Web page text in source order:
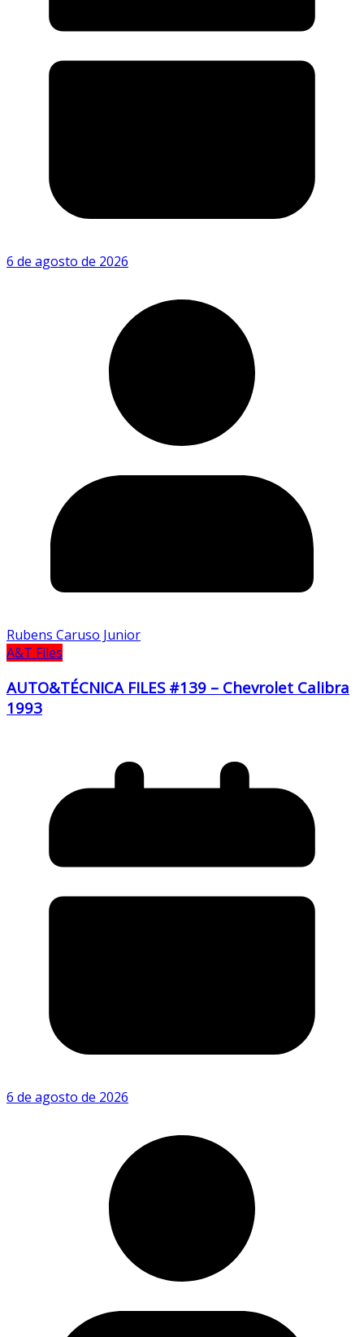
6 de agosto de 2026
Rubens Caruso Junior
A&T Files
AUTO&TÉCNICA FILES #139 – Chevrolet Calibra
1993
6 de agosto de 2026